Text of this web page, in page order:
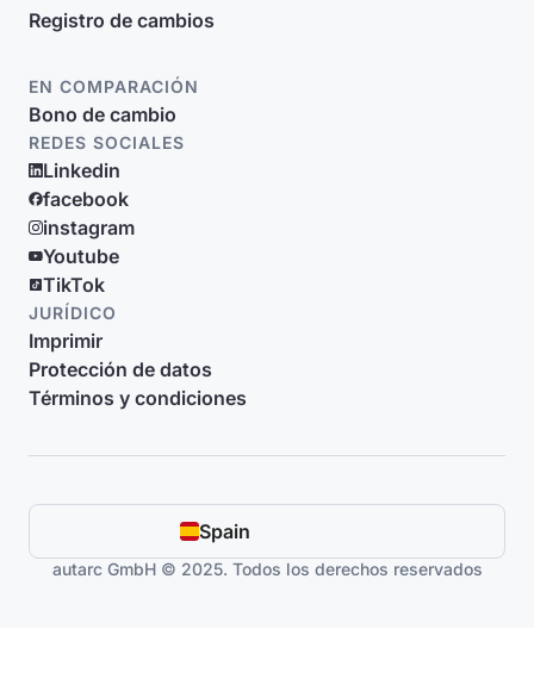
Registro de cambios
EN COMPARACIÓN
Bono de cambio
REDES SOCIALES
Linkedin
facebook
instagram
Youtube
TikTok
JURÍDICO
Imprimir
Protección de datos
Términos y condiciones
Spain
autarc GmbH © 2025. Todos los derechos reservados